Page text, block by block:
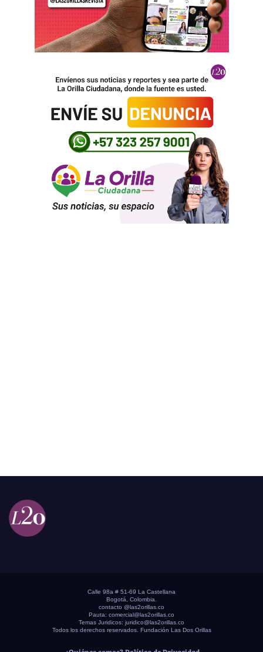
Calle 98a # 51-69 La Castellana
Bogotá, Colombia.
contacto @las2orillas.co
Pauta: comercial@las2orillas.co
Temas Juridicos: juridico@las2orillas.co
Todos los derechos reservados. Fundación Las Dos Orillas